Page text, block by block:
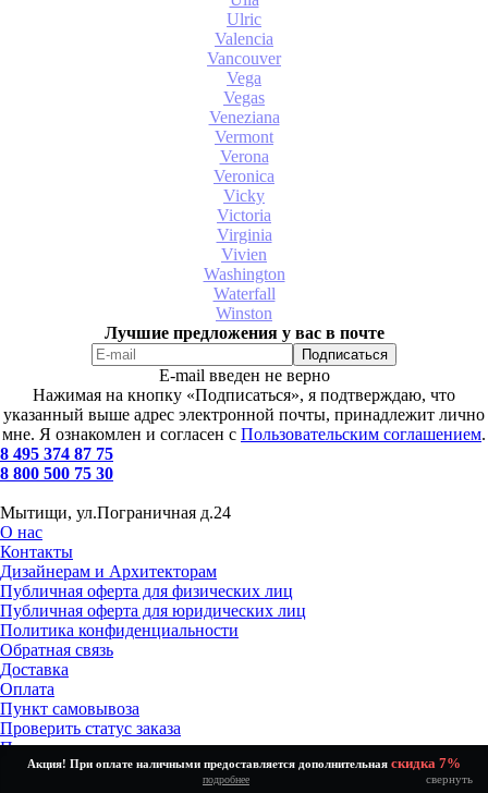
Акция! При оплате наличными предоставляется дополнительная скидка 7%
подробнее свернуть
Ulric
Valencia
Vancouver
Vega
Vegas
Veneziana
Vermont
Verona
Veronica
Vicky
Victoria
Virginia
Vivien
Washington
Waterfall
Winston
Лучшие предложения у вас в почте
E-mail введен не верно
Нажимая на кнопку «Подписаться», я подтверждаю, что
указанный выше адрес электронной почты, принадлежит лично
мне. Я ознакомлен и согласен с Пользовательским соглашением.
8 495 374 87 75
8 800 500 75 30
Мытищи, ул.Пограничная д.24
О нас
Контакты
Дизайнерам и Архитекторам
Публичная оферта для физических лиц
Публичная оферта для юридических лиц
Политика конфиденциальности
Обратная связь
Доставка
Оплата
Пункт самовывоза
Проверить статус заказа
Получение и возврат товара
Установка и подключение